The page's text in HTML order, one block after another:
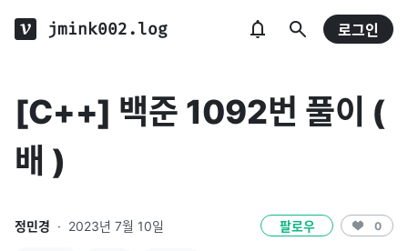
jmink002.log 로그인
[C++] 백준 1092번 풀이 (
배 )
정민경 · 2023년 7월 10일 팔로우 0